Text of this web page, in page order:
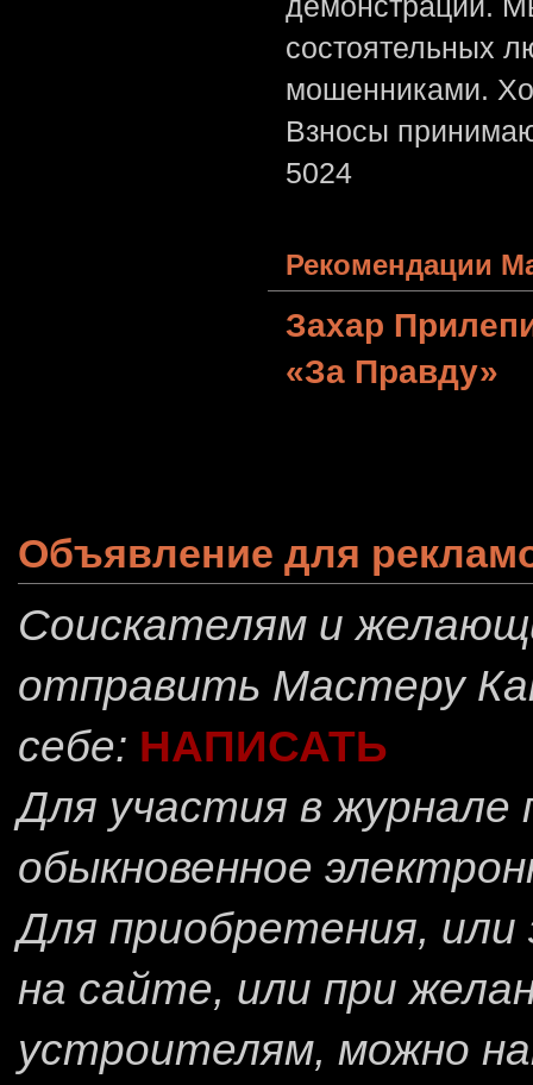
состоятельных
мошенниками.
Взносы
5024
Рекомендации
Захар
«За Правду»
Объявление для
Соискателям и
отправить Мастеру
себе: НАПИСАТЬ
Для участия в
обыкновенное
Для приобретения, или
на сайте, или при
устроителям, можно